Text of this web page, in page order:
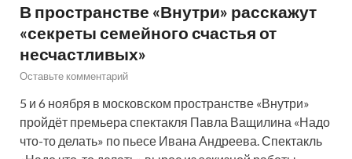
В пространстве «Внутри» расскажут
«секреты семейного счастья от
несчастливых»
Оставьте комментарий
5 и 6 ноября в московском пространстве «Внутри»
пройдёт премьера спектакля Павла Ващилина «Надо
что-то делать» по пьесе Ивана Андреева. Спектакль